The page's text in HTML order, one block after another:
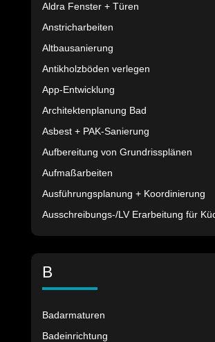
Aldra Fenster + Türen
Anstricharbeiten
Altbausanierung
Antikholzböden verlegen
App-Entwicklung
Architektenplanung Bad
Asbest + PAK-Sanierung
Aufbereitung von Grundrissplänen
Aufmaßarbeiten
Ausführungsplanung + Koordinierung
Ausschreibungs-/LV Erarbeitung für
B
Badarmaturen
Badeinrichtung